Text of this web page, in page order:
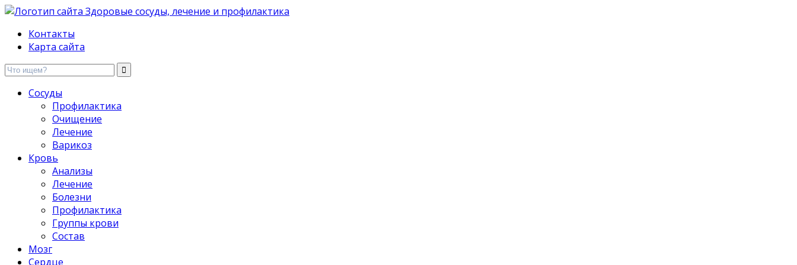
Здоровые сосуды, лечение и профилактика
Контакты
Карта сайта
Сосуды
Профилактика
Очищение
Лечение
Варикоз
Кровь
Анализы
Лечение
Болезни
Профилактика
Группы крови
Состав
Мозг
Сердце